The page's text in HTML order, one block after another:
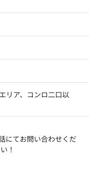
リア、コンロ二口以
にてお問い合わせくだ
！